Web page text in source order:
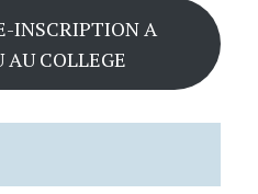
INSCRIPTION A
AU COLLEGE